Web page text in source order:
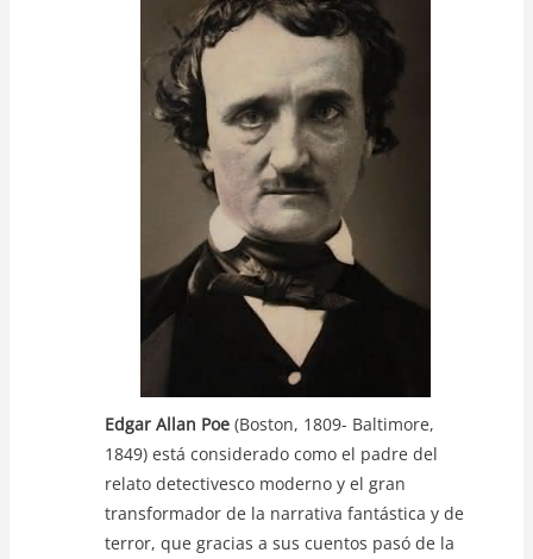
s
A
p
p
e
b
o
o
k
Edgar Allan Poe (Boston, 1809- Baltimore,
1849) está considerado como el padre del
relato detectivesco moderno y el gran
transformador de la narrativa fantástica y de
terror, que gracias a sus cuentos pasó de la